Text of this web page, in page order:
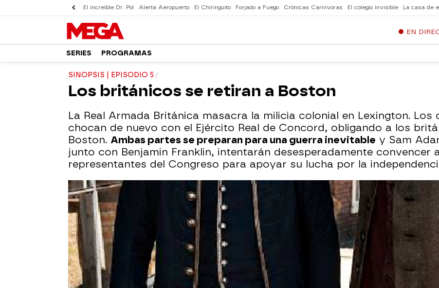
El increíble Dr. Pol Alerta Aeropuerto El Chiringuito Forjado a Fuego Crónicas Carnívoras El colegio invisible La casa de
EN
SERIES PROGRAMAS
SINOPSIS | EPISODIO 5
Los británicos se retiran a Boston
La Real Armada Británica masacra la milicia colonial en Lexington. Los
chocan de nuevo con el Ejército Real de Concord, obligando a los
Boston. Ambas partes se preparan para una guerra inevitable y Sam
junto con Benjamin Franklin, intentarán desesperadamente convencer
representantes del Congreso para apoyar su lucha por la